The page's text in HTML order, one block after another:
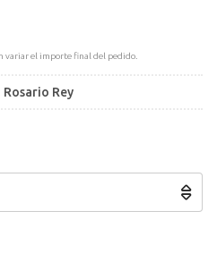
variar el importe final del pedido.
Rosario Rey